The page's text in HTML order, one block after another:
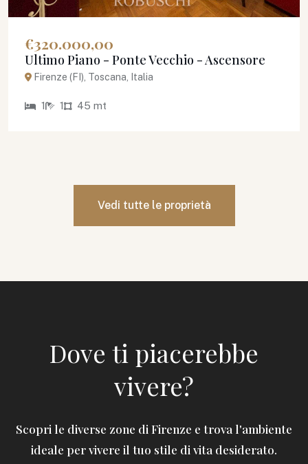
€320.000,00
Ultimo Piano - Ponte Vecchio - Ascensore
Firenze (FI), Toscana, Italia
1 1 45 mt
Vedi tutte le proprietà
Dove ti piacerebbe
vivere?
Scopri le diverse zone di Firenze e trova l'ambiente
ideale per vivere il tuo stile di vita desiderato.